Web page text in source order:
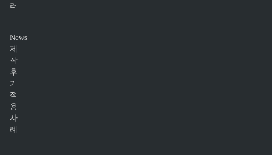
러
News
제
작
후
기
적
용
사
례